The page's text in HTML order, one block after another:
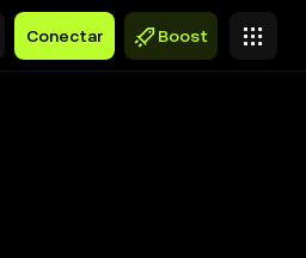
Conectar Boost